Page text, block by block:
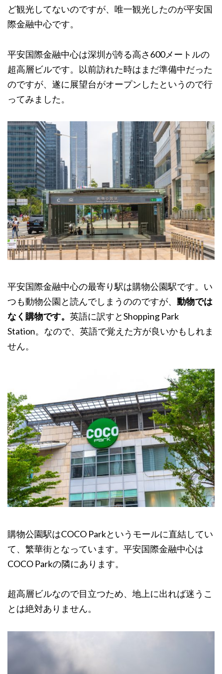
ど観光してないのですが、唯一観光したのが平安国
際金融中心です。
平安国際金融中心は深圳が誇る高さ600メートルの
超高層ビルです。以前訪れた時はまだ準備中だった
のですが、遂に展望台がオープンしたというので行
ってみました。
平安国際金融中心の最寄り駅は購物公園駅です。い
つも動物公園と読んでしまうののですが、 動物では
なく購物です。 英語に訳すとShopping Park
Station。なので、英語で覚えた方が良いかもしれま
せん。
購物公園駅はCOCO Parkというモールに直結してい
て、繁華街となっています。平安国際金融中心は
COCO Parkの隣にあります。
超高層ビルなので目立つため、地上に出れば迷うこ
とは絶対ありません。